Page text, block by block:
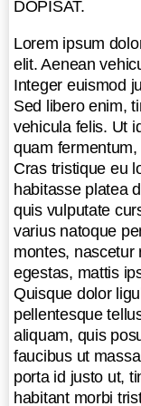
Pellentesque a
ipsum id,
Quisque dolor
quis, volutpat
Sed blandit
quis posuere
Vestibulum
euismod.
id justo ut,
Pellentesque
senectus et
fames ac turpis
Nullam eu
porta nec sed
venenatis ac
justo. Cras ut
dignissim tortor.
DOPISAT.
Lorem ipsum
elit. Aenean
Integer euismod
Sed libero enim,
vehicula felis. Ut
quam
Cras tristique eu
habitasse platea
quis vulputate
varius natoque
montes, nascetur
egestas, mattis
Quisque dolor
pellentesque
aliquam, quis
faucibus ut
porta id justo ut,
habitant morbi